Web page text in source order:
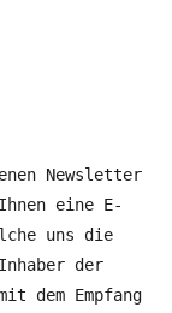
Newsletter
eine E-
uns die
der
dem Empfang